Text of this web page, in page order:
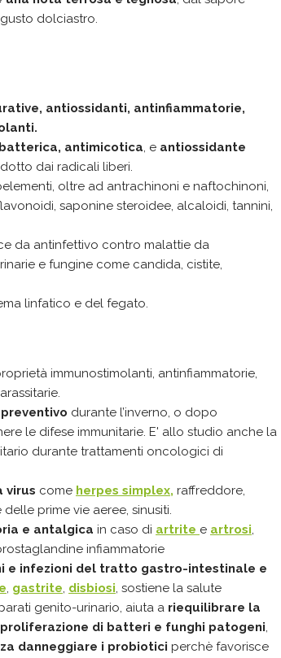
dolciastro.
antiossidanti, antinfiammatorie,
antimicotica, e antiossidante
dai radicali liberi.
oltre ad antrachinoni e naftochinoni,
saponine steroidee, alcaloidi, tannini,
da antinfettivo contro malattie da
e fungine come candida, cistite,
linfatico e del fegato.
immunostimolanti, antinfiammatorie,
durante l’inverno, o dopo
le difese immunitarie. E' allo studio anche la
durante trattamenti oncologici di
virus come herpes simplex, raffreddore,
prime vie aeree, sinusiti.
e antalgica in caso di artrite e artrosi,
infiammatorie
e infezioni del tratto gastro-intestinale e
, gastrite, disbiosi, sostiene la salute
genito-urinario, aiuta a riequilibrare la
di batteri e funghi patogeni,
danneggiare i probiotici perchè favorisce